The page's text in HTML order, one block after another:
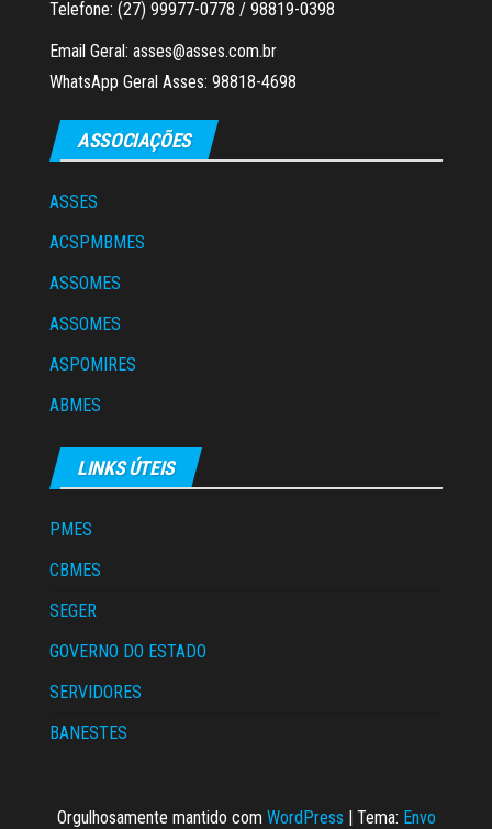
Telefone: (27) 99977-0778 / 98819-0398
Email Geral: asses@asses.com.br
WhatsApp Geral Asses: 98818-4698
ASSOCIAÇÕES
ASSES
ACSPMBMES
ASSOMES
ASSOMES
ASPOMIRES
ABMES
LINKS ÚTEIS
PMES
CBMES
SEGER
GOVERNO DO ESTADO
SERVIDORES
BANESTES
Orgulhosamente mantido com WordPress | Tema: Envo